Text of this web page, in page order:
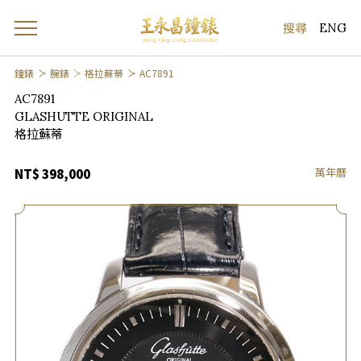
ENG
鐘錶 腕錶 格拉蘇蒂 AC7891
AC7891
GLASHUTTE ORIGINAL
格拉蘇蒂
NT$ 398,000 萬年曆